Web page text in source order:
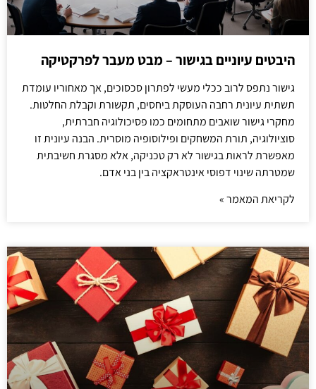
היבטים עיוניים בגישור – מבט מעבר לפרקטיקה
גישור נתפס לרוב ככלי מעשי לפתרון סכסוכים, אך מאחוריו עומדת
תשתית עיונית רחבה העוסקת ביחסים, תקשורת וקבלת החלטות.
מחקרי גישור שואבים מתחומים כמו פסיכולוגיה חברתית,
סוציולוגיה, תורת המשחקים ופילוסופיה מוסרית. הבנה עיונית זו
מאפשרת לראות בגישור לא רק טכניקה, אלא מסגרת חשיבתית
שמטרתה שינוי דפוסי אינטראקציה בין בני אדם.
לקריאת המאמר »